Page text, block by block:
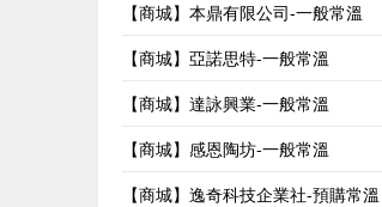
【商城】本鼎有限公司-一般常溫
【商城】亞諾思特-一般常溫
【商城】達詠興業-一般常溫
【商城】感恩陶坊-一般常溫
【商城】逸奇科技企業社-預購常溫